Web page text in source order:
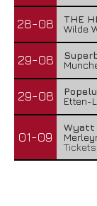
28-08
THE
Wilde
29-08
29-08
Etten-
01-09
Wyatt
Tickets